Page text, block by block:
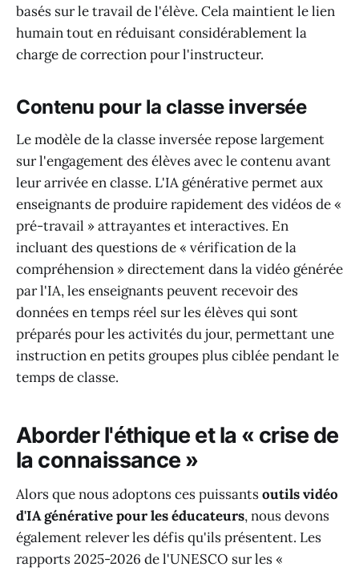
basés sur le travail de l'élève. Cela maintient le lien
humain tout en réduisant considérablement la
charge de correction pour l'instructeur.
Contenu pour la classe inversée
Le modèle de la classe inversée repose largement
sur l'engagement des élèves avec le contenu avant
leur arrivée en classe. L'IA générative permet aux
enseignants de produire rapidement des vidéos de «
pré-travail » attrayantes et interactives. En
incluant des questions de « vérification de la
compréhension » directement dans la vidéo générée
par l'IA, les enseignants peuvent recevoir des
données en temps réel sur les élèves qui sont
préparés pour les activités du jour, permettant une
instruction en petits groupes plus ciblée pendant le
temps de classe.
Aborder l'éthique et la « crise de
la connaissance »
Alors que nous adoptons ces puissantsoutils vidéo
d'IA générative pour les éducateurs, nous devons
également relever les défis qu'ils présentent. Les
rapports 2025-2026 de l'UNESCO sur les «